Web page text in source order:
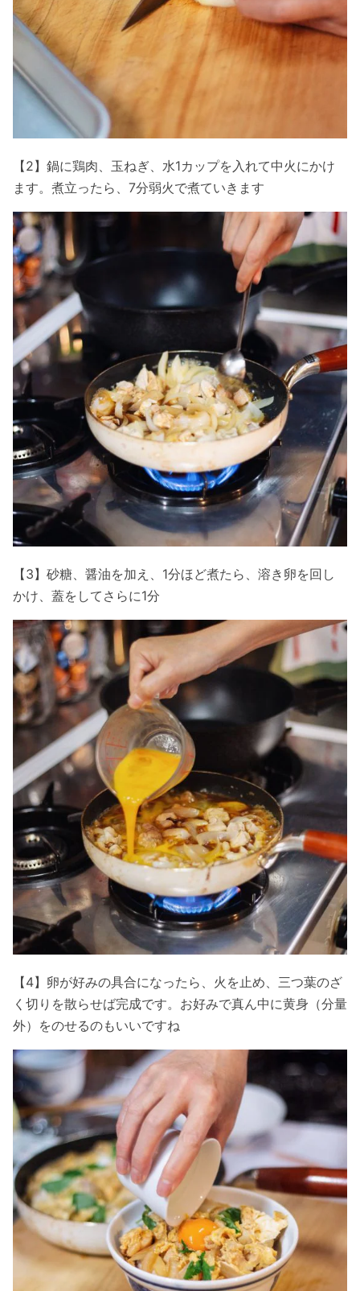
【2】鍋に鶏肉、玉ねぎ、水1カップを入れて中火にかけ
ます。煮立ったら、7分弱火で煮ていきます
【3】砂糖、醤油を加え、1分ほど煮たら、溶き卵を回し
かけ、蓋をしてさらに1分
【4】卵が好みの具合になったら、火を止め、三つ葉のざ
く切りを散らせば完成です。お好みで真ん中に黄身（分量
外）をのせるのもいいですね